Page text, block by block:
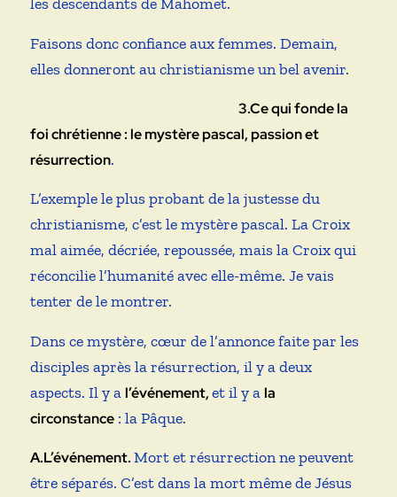
Faisons donc confiance aux femmes. Demain,
elles donneront au christianisme un bel avenir.
3.Ce qui fonde la
foi chrétienne : le mystère pascal, passion et
résurrection.
L’exemple le plus probant de la justesse du
christianisme, c’est le mystère pascal. La Croix
mal aimée, décriée, repoussée, mais la Croix qui
réconcilie l’humanité avec elle-même. Je vais
tenter de le montrer.
Dans ce mystère, cœur de l’annonce faite par les
disciples après la résurrection, il y a deux
aspects. Il y a l’événement,et il y a la
circonstance: la Pâque.
A.L’événement.Mort et résurrection ne peuvent
être séparés. C’est dans la mort même de Jésus